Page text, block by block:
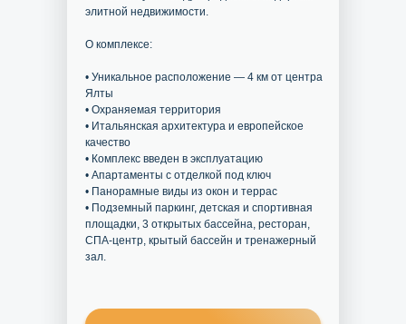
элитной недвижимости.
О комплексе:
• Уникальное расположение — 4 км от центра
Ялты
• Охраняемая территория
• Итальянская архитектура и европейское
качество
• Комплекс введен в эксплуатацию
• Апартаменты с отделкой под ключ
• Панорамные виды из окон и террас
• Подземный паркинг, детская и спортивная
площадки, 3 открытых бассейна, ресторан,
СПА-центр, крытый бассейн и тренажерный
зал.